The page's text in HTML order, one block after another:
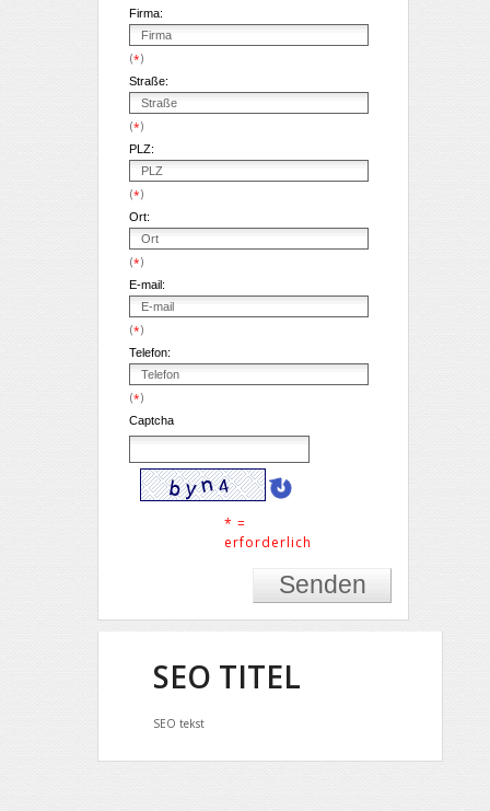
Firma:
(*)
Straße:
(*)
PLZ:
(*)
Ort:
(*)
E-mail:
(*)
Telefon:
(*)
Captcha
* =
erforderlich
SEO TITEL
SEO tekst